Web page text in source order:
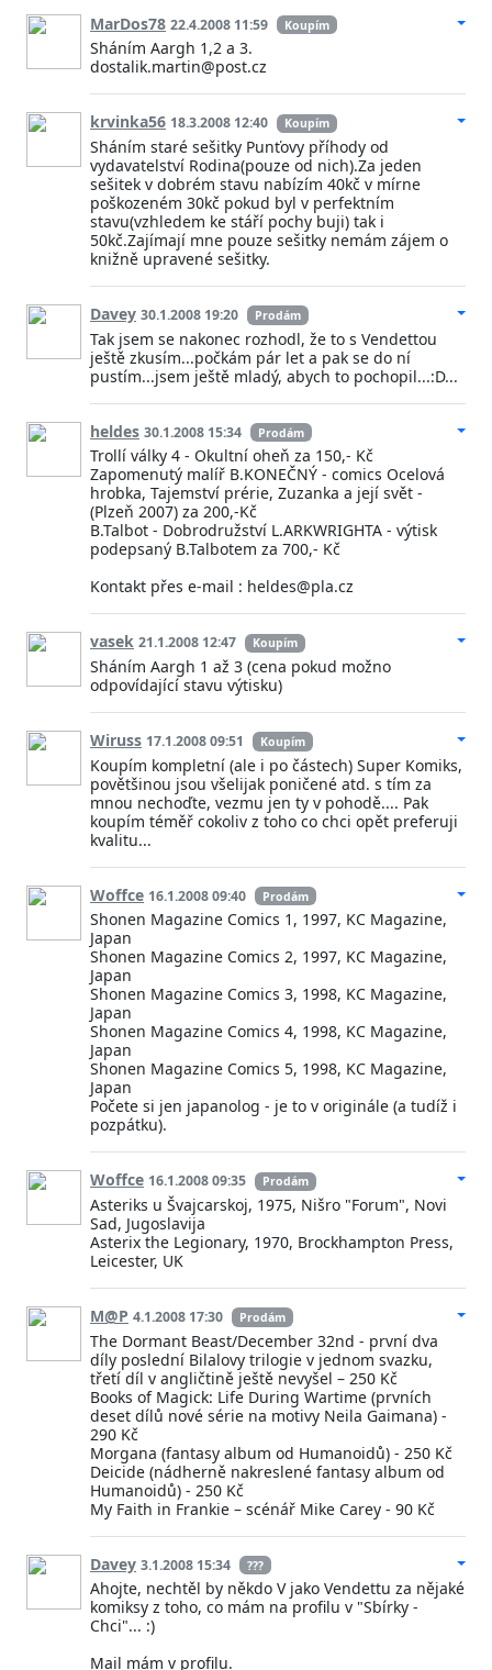
MarDos78 22.4.2008 11:59 Koupím
Sháním Aargh 1,2 a 3.
dostalik.martin@post.cz
krvinka56 18.3.2008 12:40 Koupím
Sháním staré sešitky Punťovy příhody od
vydavatelství Rodina(pouze od nich).Za jeden
sešitek v dobrém stavu nabízím 40kč v mírne
poškozeném 30kč pokud byl v perfektním
stavu(vzhledem ke stáří pochy buji) tak i
50kč.Zajímají mne pouze sešitky nemám zájem o
knižně upravené sešitky.
Davey 30.1.2008 19:20 Prodám
Tak jsem se nakonec rozhodl, že to s Vendettou
ještě zkusím...počkám pár let a pak se do ní
pustím...jsem ještě mladý, abych to pochopil...:D...
heldes 30.1.2008 15:34 Prodám
Trollí války 4 - Okultní oheň za 150,- Kč
Zapomenutý malíř B.KONEČNÝ - comics Ocelová
hrobka, Tajemství prérie, Zuzanka a její svět -
(Plzeň 2007) za 200,-Kč
B.Talbot - Dobrodružství L.ARKWRIGHTA - výtisk
podepsaný B.Talbotem za 700,- Kč
Kontakt přes e-mail : heldes@pla.cz
vasek 21.1.2008 12:47 Koupím
Sháním Aargh 1 až 3 (cena pokud možno
odpovídající stavu výtisku)
Wiruss 17.1.2008 09:51 Koupím
Koupím kompletní (ale i po částech) Super Komiks,
povětšinou jsou všelijak poničené atd. s tím za
mnou nechoďte, vezmu jen ty v pohodě.... Pak
koupím téměř cokoliv z toho co chci opět preferuji
kvalitu...
Woffce 16.1.2008 09:40 Prodám
Shonen Magazine Comics 1, 1997, KC Magazine,
Japan
Shonen Magazine Comics 2, 1997, KC Magazine,
Japan
Shonen Magazine Comics 3, 1998, KC Magazine,
Japan
Shonen Magazine Comics 4, 1998, KC Magazine,
Japan
Shonen Magazine Comics 5, 1998, KC Magazine,
Japan
Počete si jen japanolog - je to v originále (a tudíž i
pozpátku).
Woffce 16.1.2008 09:35 Prodám
Asteriks u Švajcarskoj, 1975, Nišro "Forum", Novi
Sad, Jugoslavija
Asterix the Legionary, 1970, Brockhampton Press,
Leicester, UK
M@P 4.1.2008 17:30 Prodám
The Dormant Beast/December 32nd - první dva
díly poslední Bilalovy trilogie v jednom svazku,
třetí díl v angličtině ještě nevyšel – 250 Kč
Books of Magick: Life During Wartime (prvních
deset dílů nové série na motivy Neila Gaimana) -
290 Kč
Morgana (fantasy album od Humanoidů) - 250 Kč
Deicide (nádherně nakreslené fantasy album od
Humanoidů) - 250 Kč
My Faith in Frankie – scénář Mike Carey - 90 Kč
Davey 3.1.2008 15:34 ???
Ahojte, nechtěl by někdo V jako Vendettu za nějaké
komiksy z toho, co mám na profilu v "Sbírky -
Chci"... :)
Mail mám v profilu.